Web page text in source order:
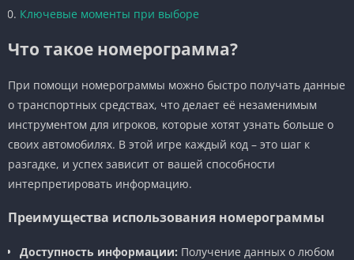
Ключевые моменты при выборе
Что такое номерограмма?
При помощи номерограммы можно быстро получать данные
о транспортных средствах, что делает её незаменимым
инструментом для игроков, которые хотят узнать больше о
своих автомобилях. В этой игре каждый код – это шаг к
разгадке, и успех зависит от вашей способности
интерпретировать информацию.
Преимущества использования номерограммы
Доступность информации: Получение данных о любом